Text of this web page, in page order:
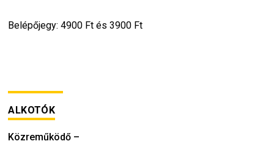
Belépőjegy: 4900 Ft és 3900 Ft
ALKOTÓK
Közreműködő –